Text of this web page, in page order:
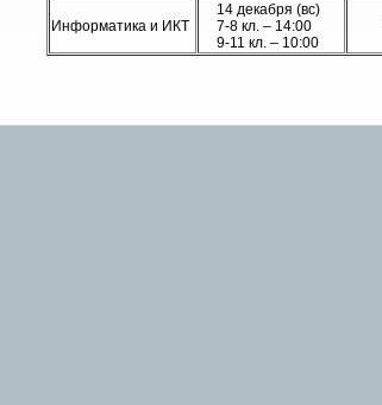
Информатика и ИКТ
14 декабря (вс)
7-8 кл. – 14:00
9-11 кл. – 10:00